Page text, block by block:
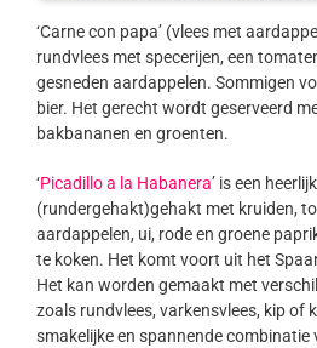
‘Carne con papa’ (vlees met
rundvlees met specerijen, een
gesneden aardappelen. Sommigen
bier. Het gerecht wordt geserveerd
bakbananen en groenten.
‘Picadillo a la Habanera’ is een
(rundergehakt)gehakt met kruiden,
aardappelen, ui, rode en groene
te koken. Het komt voort uit het
Het kan worden gemaakt met
zoals rundvlees, varkensvlees, kip of
smakelijke en spannende combinatie